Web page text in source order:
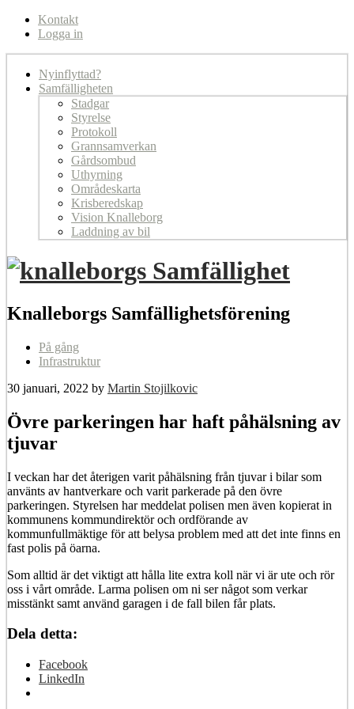
Kontakt
Logga in
Nyinflyttad?
Samfälligheten
Stadgar
Styrelse
Protokoll
Grannsamverkan
Gårdsombud
Uthyrning
Områdeskarta
Krisberedskap
Vision Knalleborg
Laddning av bil
Knalleborgs Samfällighetsförening
På gång
Infrastruktur
30 januari, 2022 by Martin Stojilkovic
Övre parkeringen har haft påhälsning av
tjuvar
I veckan har det återigen varit påhälsning från tjuvar i bilar som
använts av hantverkare och varit parkerade på den övre
parkeringen. Styrelsen har meddelat polisen men även kopierat in
kommunens kommundirektör och ordförande av
kommunfullmäktige för att belysa problem med att det inte finns en
fast polis på öarna.
Som alltid är det viktigt att hålla lite extra koll när vi är ute och rör
oss i vårt område. Larma polisen om ni ser något som verkar
misstänkt samt använd garagen i de fall bilen får plats.
Dela detta:
Facebook
LinkedIn